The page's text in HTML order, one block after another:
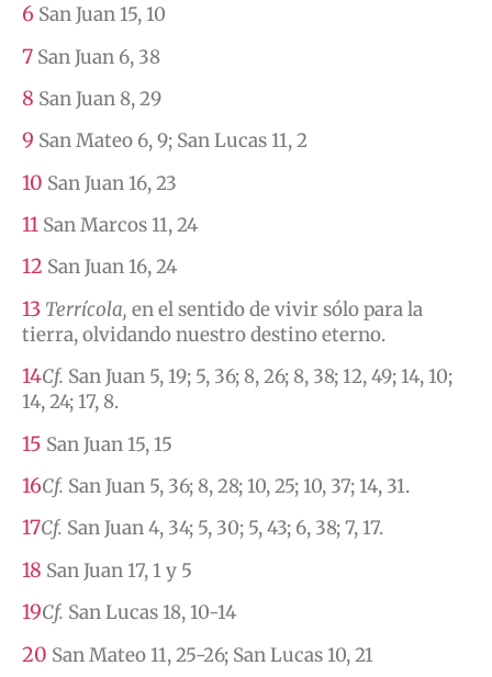
6 San Juan 15, 10
7 San Juan 6, 38
8 San Juan 8, 29
9 San Mateo 6, 9; San Lucas 11, 2
10 San Juan 16, 23
11 San Marcos 11, 24
12 San Juan 16, 24
13 Terrícola, en el sentido de vivir sólo para la
tierra, olvidando nuestro destino eterno.
14Cf. San Juan 5, 19; 5, 36; 8, 26; 8, 38; 12, 49; 14, 10;
14, 24; 17, 8.
15 San Juan 15, 15
16Cf. San Juan 5, 36; 8, 28; 10, 25; 10, 37; 14, 31.
17Cf. San Juan 4, 34; 5, 30; 5, 43; 6, 38; 7, 17.
18 San Juan 17, 1 y 5
19Cf. San Lucas 18, 10-14
20 San Mateo 11, 25-26; San Lucas 10, 21